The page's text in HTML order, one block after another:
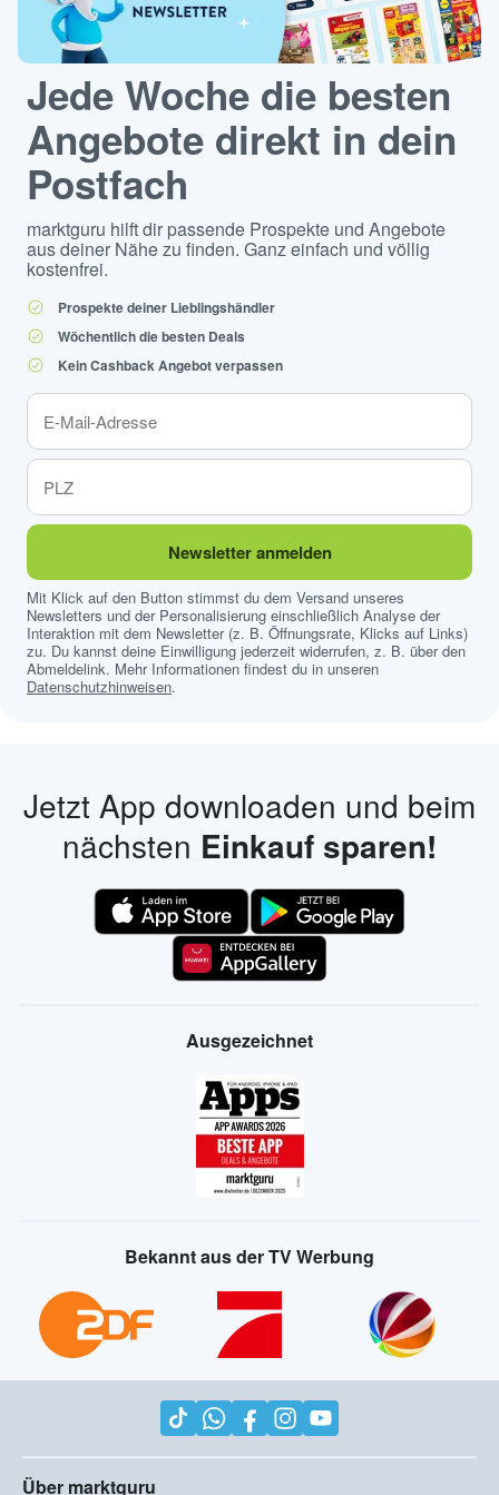
Jede Woche die besten
Angebote direkt in dein
Postfach
marktguru hilft dir passende Prospekte und Angebote
aus deiner Nähe zu finden. Ganz einfach und völlig
kostenfrei.
Prospekte deiner Lieblingshändler
Wöchentlich die besten Deals
Kein Cashback Angebot verpassen
Newsletter anmelden
Mit Klick auf den Button stimmst du dem Versand unseres
Newsletters und der Personalisierung einschließlich Analyse der
Interaktion mit dem Newsletter (z. B. Öffnungsrate, Klicks auf Links)
zu. Du kannst deine Einwilligung jederzeit widerrufen, z. B. über den
Abmeldelink. Mehr Informationen findest du in unseren
Datenschutzhinweisen.
Jetzt App downloaden und beim
nächsten Einkauf sparen!
Ausgezeichnet
Bekannt aus der TV Werbung
Über marktguru